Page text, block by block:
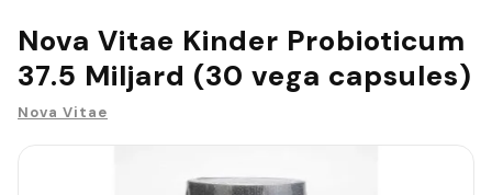
Nova Vitae Kinder Probioticum
37.5 Miljard (30 vega capsules)
Nova Vitae